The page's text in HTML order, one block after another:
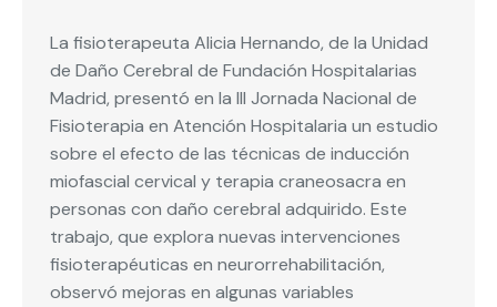
La fisioterapeuta Alicia Hernando, de la Unidad
de Daño Cerebral de Fundación Hospitalarias
Madrid, presentó en la III Jornada Nacional de
Fisioterapia en Atención Hospitalaria un estudio
sobre el efecto de las técnicas de inducción
miofascial cervical y terapia craneosacra en
personas con daño cerebral adquirido. Este
trabajo, que explora nuevas intervenciones
fisioterapéuticas en neurorrehabilitación,
observó mejoras en algunas variables